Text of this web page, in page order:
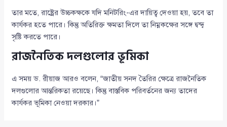
তার মতে, রাষ্ট্রের উচ্চকক্ষকে যদি মনিটরিং-এর দায়িত্ব দেওয়া হয়, তবে তা
কার্যকর হতে পারে। কিন্তু অতিরিক্ত ক্ষমতা দিলে তা নিম্নকক্ষের সঙ্গে দ্বন্দ্ব
সৃষ্টি করতে পারে।
রাজনৈতিক দলগুলোর ভূমিকা
এ সময় ড. রীয়াজ আরও বলেন, “জাতীয় সনদ তৈরির ক্ষেত্রে রাজনৈতিক
দলগুলোর আন্তরিকতা রয়েছে। কিন্তু বাস্তবিক পরিবর্তনের জন্য তাদের
কার্যকর ভূমিকা নেওয়া দরকার।”